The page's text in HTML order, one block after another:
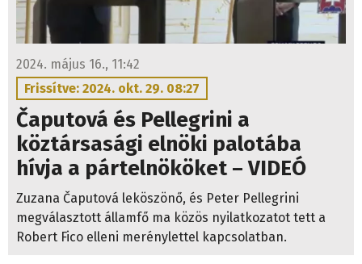
2024. május 16., 11:42
Frissítve: 2024. okt. 29. 08:27
Čaputová és Pellegrini a
köztársasági elnöki palotába
hívja a pártelnököket – VIDEÓ
Zuzana Čaputová leköszönő, és Peter Pellegrini
megválasztott államfő ma közös nyilatkozatot tett a
Robert Fico elleni merénylettel kapcsolatban.